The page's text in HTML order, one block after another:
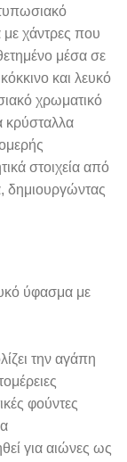
με χάντρες που
μέσα σε
και λευκό
χρωματικό
κρύσταλλα
στοιχεία από
δημιουργώντας
ύφασμα με
την αγάπη
φούντες
για αιώνες ως